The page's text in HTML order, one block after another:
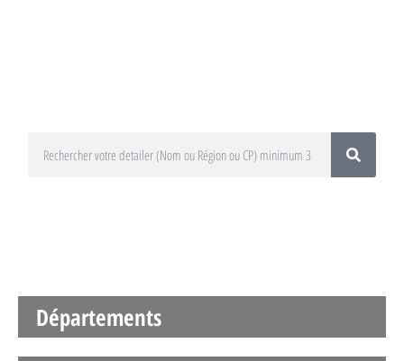
Départements